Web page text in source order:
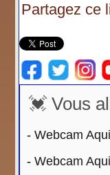
Partagez ce
💓 Vous
- Webcam
- Webcam